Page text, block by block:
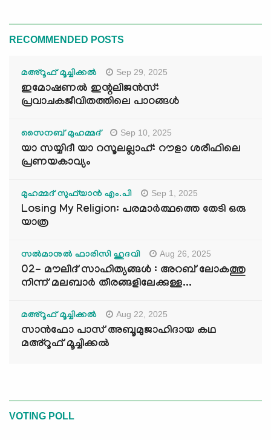
RECOMMENDED POSTS
മഅ്റൂഫ് മൂച്ചിക്കല്‍ Sep 29, 2025
ഇമോഷണൽ ഇന്റലിജൻസ്:
പ്രവാചകജീവിതത്തിലെ പാഠങ്ങൾ
സൈനബ് മുഹമ്മദ് Sep 10, 2025
യാ സയ്യിദീ യാ റസൂലല്ലാഹ്: റൗളാ ശരീഫിലെ
പ്രണയകാവ്യം
മുഹമ്മദ് സുഫ്‌യാൻ എം.പി Sep 1, 2025
Losing My Religion: പരമാർത്ഥത്തെ തേടി ഒരു
യാത്ര
സൽമാനുൽ ഫാരിസി ഹുദവി Aug 26, 2025
02- മൗലിദ് സാഹിത്യങ്ങൾ : അറബ് ലോകത്തു
നിന്ന് മലബാർ തീരങ്ങളിലേക്കുള്ള...
മഅ്റൂഫ് മൂച്ചിക്കല്‍ Aug 22, 2025
സാൻഫോ പാസ് അബൂമുജാഹിദായ കഥ
മഅ്റൂഫ് മൂച്ചിക്കല്‍
VOTING POLL